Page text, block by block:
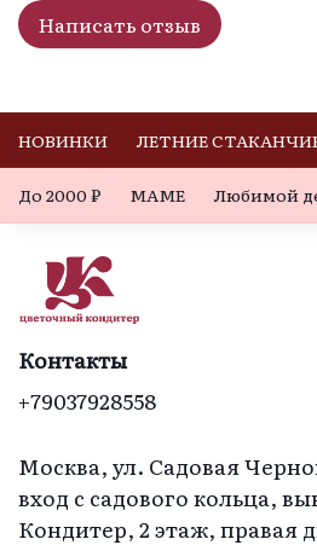
Написать отзыв
НОВИНКИ ЛЕТНИЕ
До 2000 ₽ МАМЕ Любимой
Контакты
+79037928558
Москва, ул. Садовая
вход с садового кольца,
Кондитер, 2 этаж, правая